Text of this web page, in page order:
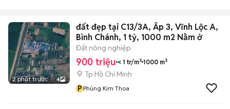
2 phút trước 4
đất đẹp tại C13/3A, Ấp 3, Vĩnh Lộc A,
Bình Chánh, 1 tỷ, 1000 m2 Nằm ở
Đất nông nghiệp
900 triệu < 1 tr/m² 1000 m²
Tp Hồ Chí Minh
P Phùng Kim Thoa